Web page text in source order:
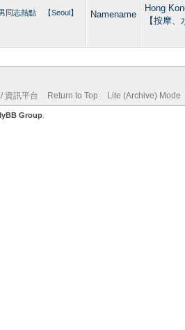
同志熱點 【Seoul】
Namename
Hong
【按摩
資訊平台 Return to Top Lite (Archive) Mode
Group